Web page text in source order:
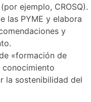
ejemplo, CROSQ).
las PYME y elabora
y
«formación de
la sostenibilidad del